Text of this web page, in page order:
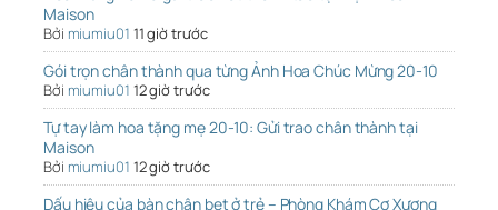
Maison
Bởi miumiu01 11 giờ trước
Gói trọn chân thành qua từng Ảnh Hoa Chúc Mừng 20-10
Bởi miumiu01 12 giờ trước
Tự tay làm hoa tặng mẹ 20-10: Gửi trao chân thành tại
Maison
Bởi miumiu01 12 giờ trước
Dấu hiệu của bàn chân bẹt ở trẻ – Phòng Khám Cơ Xương